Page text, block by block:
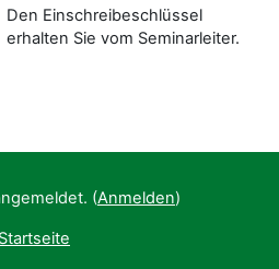
Den Einschreibeschlüssel
erhalten Sie vom Seminarleiter.
(Anmelden)
Startseite